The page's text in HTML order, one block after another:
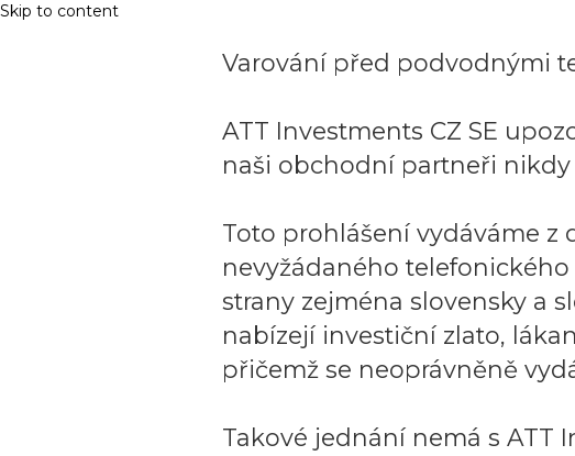
Skip to content
Varování před podvodnými
ATT Investments CZ SE
naši obchodní partneři
Toto prohlášení vydáváme
nevyžádaného
strany zejména slovensky a
nabízejí investiční zlato,
přičemž se neoprávněně
Takové jednání nemá s ATT